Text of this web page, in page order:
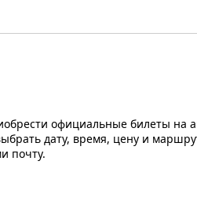
официальные билеты на
дату, время, цену и
почту.